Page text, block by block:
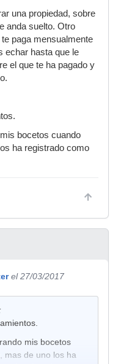
una propiedad, sobre
anda suelto. Otro
paga mensualmente
echar hasta que le
el que te ha pagado y
bocetos cuando
ha registrado como
el 27/03/2017
mis bocetos
mas de uno los ha